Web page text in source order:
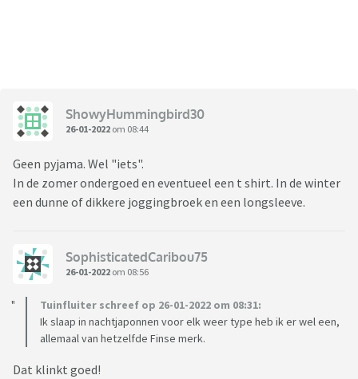
ShowyHummingbird30
26-01-2022 om 08:44
Geen pyjama. Wel "iets".
In de zomer ondergoed en eventueel een t shirt. In de winter
een dunne of dikkere joggingbroek en een longsleeve.
SophisticatedCaribou75
26-01-2022 om 08:56
Tuinfluiter schreef op 26-01-2022 om 08:31:
Ik slaap in nachtjaponnen voor elk weer type heb ik er wel een,
allemaal van hetzelfde Finse merk.
Dat klinkt goed!